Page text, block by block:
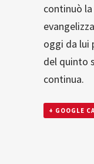
continuò
oggi da lui
del quinto
continua.
+ GOOGLE